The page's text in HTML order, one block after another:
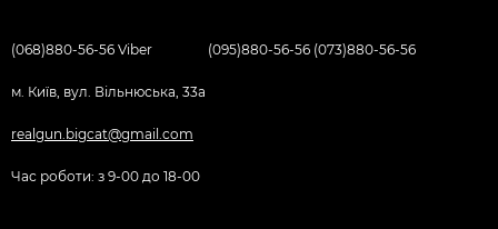
(068)880-56-56 Viber (095)880-56-56 (073)880-56-56
м. Київ, вул. Вільнюська, 33а
realgun.bigcat@gmail.com
Час роботи: з 9-00 до 18-00